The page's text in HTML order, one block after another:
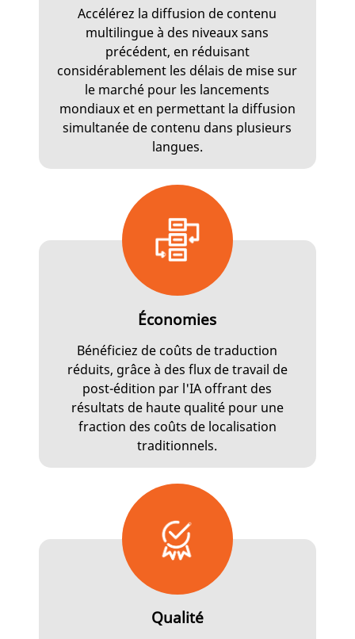
Accélérez la diffusion de contenu
multilingue à des niveaux sans
précédent, en réduisant
considérablement les délais de mise sur
le marché pour les lancements
mondiaux et en permettant la diffusion
simultanée de contenu dans plusieurs
langues.
Économies
Bénéficiez de coûts de traduction
réduits, grâce à des flux de travail de
post-édition par l'IA offrant des
résultats de haute qualité pour une
fraction des coûts de localisation
traditionnels.
Qualité